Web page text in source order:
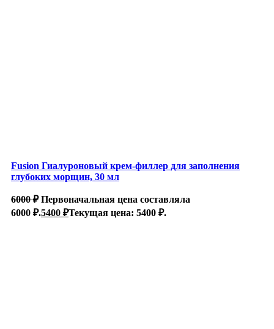
Fusion Гиалуроновый крем-филлер для заполнения
глубоких морщин, 30 мл
6000₽ Первоначальная цена составляла
6000 ₽.5400 ₽Текущая цена: 5400 ₽.